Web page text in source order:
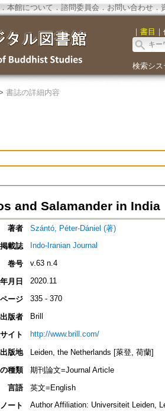
本館について ． 諮問委員会． お問い合わせ．
｜ 書目 ｜
検索シス
書誌の詳細内容
and Salamander in India
著者
Szántó, Péter-Dániel (著)
掲載誌
Indo-Iranian Journal
巻号 v.63 n.4
月日 2020.11
ページ 335 - 370
出版者 Brill
イト http://www.brill.com/
出版地
Leiden, the Netherlands [萊登, 荷蘭]
種類
期刊論文=Journal Article
言語
英文=English
ノート
Author Affiliation: Universiteit Leiden,